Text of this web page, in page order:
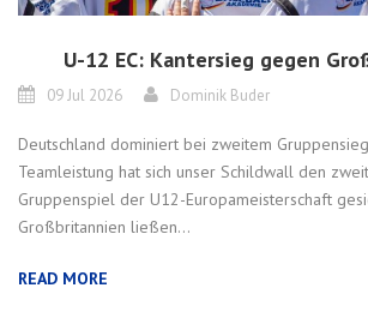
U-12 EC: Kantersieg gegen
09 Jul 2026 Dominik Buder
Deutschland dominiert bei zweitem
Teamleistung hat sich unser Schildwall den
Gruppenspiel der U12-Europameisterschaft
Großbritannien ließen...
READ MORE